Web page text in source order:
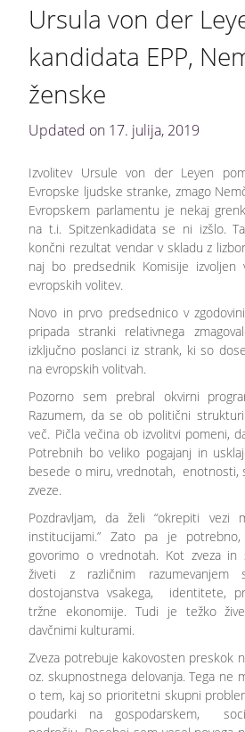
Ursula von der
kandidata EPP,
ženske
Updated on 17. julija, 2019
Izvolitev Ursule von der Leyen
Evropske ljudske stranke, zmago
Evropskem parlamentu je nekaj
na t.i. Spitzenkadidata se ni izšlo.
končni rezultat vendar v skladu z
naj bo predsednik Komisije
evropskih volitev.
Novo in prvo predsednico v
pripada stranki relativnega
izključno poslanci iz strank, ki so
na evropskih volitvah.
Pozorno sem prebral okvirni
Razumem, da se ob politični
več. Pičla večina ob izvolitvi pomeni,
Potrebnih bo veliko pogajanj in
besede o miru, vrednotah, enotnosti,
zveze.
Pozdravljam, da želi “okrepiti vezi
institucijami.” Zato pa je
govorimo o vrednotah. Kot zveza
živeti z različnim razumevanjem
dostojanstva vsakega, identitete,
tržne ekonomije. Tudi je težko
davčnimi kulturami.
Zveza potrebuje kakovosten preskok
oz. skupnostnega delovanja. Tega ne
o tem, kaj so prioritetni skupni
poudarki na gospodarskem,